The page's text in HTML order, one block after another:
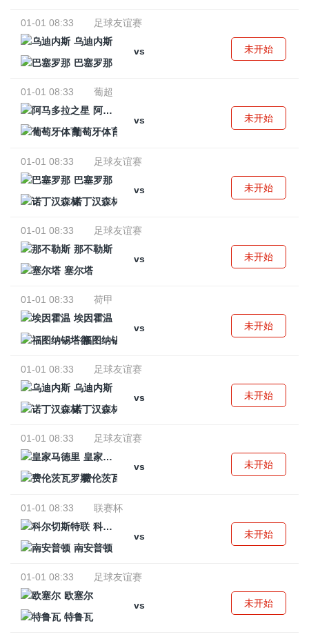
01-01 08:33
足球友谊赛
乌迪内斯
vs
巴塞罗那
未开始
01-01 08:33
葡超
阿马多拉之星
vs
葡萄牙体育
未开始
01-01 08:33
足球友谊赛
巴塞罗那
vs
诺丁汉森林
未开始
01-01 08:33
足球友谊赛
那不勒斯
vs
塞尔塔
未开始
01-01 08:33
荷甲
埃因霍温
vs
福图纳锡塔德
未开始
01-01 08:33
足球友谊赛
乌迪内斯
vs
诺丁汉森林
未开始
01-01 08:33
足球友谊赛
皇家马德里
vs
费伦茨瓦罗斯
未开始
01-01 08:33
联赛杯
科尔切斯特联
vs
南安普顿
未开始
01-01 08:33
足球友谊赛
欧塞尔
vs
特鲁瓦
未开始